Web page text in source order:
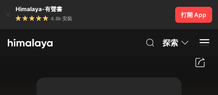
Himalaya-有聲書
4.8k 安裝
打開 App
探索